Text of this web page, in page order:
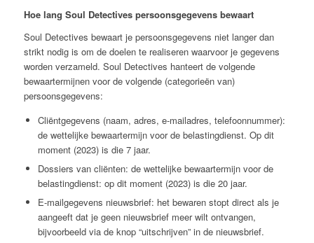
Hoe lang Soul Detectives persoonsgegevens bewaart
Soul Detectives bewaart je persoonsgegevens niet langer dan
strikt nodig is om de doelen te realiseren waarvoor je gegevens
worden verzameld. Soul Detectives hanteert de volgende
bewaartermijnen voor de volgende (categorieën van)
persoonsgegevens:
Cliëntgegevens (naam, adres, e-mailadres, telefoonnummer):
de wettelijke bewaartermijn voor de belastingdienst. Op dit
moment (2023) is die 7 jaar.
Dossiers van cliënten: de wettelijke bewaartermijn voor de
belastingdienst: op dit moment (2023) is die 20 jaar.
E-mailgegevens nieuwsbrief: het bewaren stopt direct als je
aangeeft dat je geen nieuwsbrief meer wilt ontvangen,
bijvoorbeeld via de knop “uitschrijven” in de nieuwsbrief.